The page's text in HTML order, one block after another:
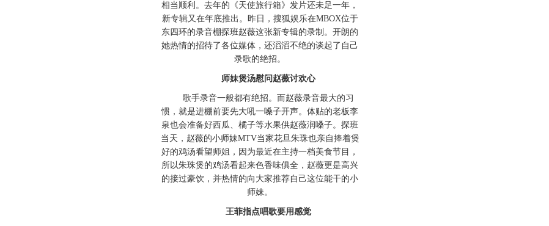
相当顺利。去年的《天使旅行箱》发片还未足一年，
新专辑又在年底推出。昨日，搜狐娱乐在MBOX位于
东四环的录音棚探班赵薇这张新专辑的录制。开朗的
她热情的招待了各位媒体，还滔滔不绝的谈起了自己
录歌的绝招。
师妹煲汤慰问赵薇讨欢心
歌手录音一般都有绝招。而赵薇录音最大的习
惯，就是进棚前要先大吼一嗓子开声。体贴的老板李
泉也会准备好西瓜、橘子等水果供赵薇润嗓子。探班
当天，赵薇的小师妹MTV当家花旦朱珠也亲自捧着煲
好的鸡汤看望师姐，因为最近在主持一档美食节目，
所以朱珠煲的鸡汤看起来色香味俱全，赵薇更是高兴
的接过豪饮，并热情的向大家推荐自己这位能干的小
师妹。
王菲指点唱歌要用感觉